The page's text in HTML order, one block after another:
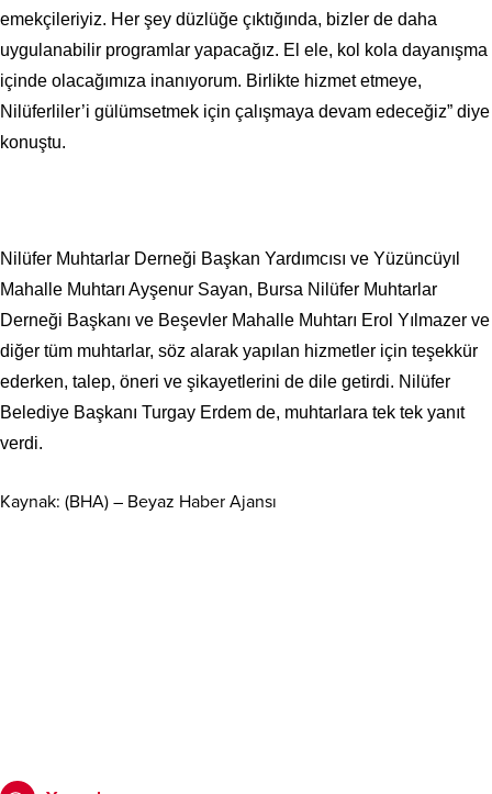
emekçileriyiz. Her şey düzlüğe çıktığında, bizler de daha
uygulanabilir programlar yapacağız. El ele, kol kola dayanışma
içinde olacağımıza inanıyorum. Birlikte hizmet etmeye,
Nilüferliler’i gülümsetmek için çalışmaya devam edeceğiz” diye
konuştu.
Nilüfer Muhtarlar Derneği Başkan Yardımcısı ve Yüzüncüyıl
Mahalle Muhtarı Ayşenur Sayan, Bursa Nilüfer Muhtarlar
Derneği Başkanı ve Beşevler Mahalle Muhtarı Erol Yılmazer ve
diğer tüm muhtarlar, söz alarak yapılan hizmetler için teşekkür
ederken, talep, öneri ve şikayetlerini de dile getirdi. Nilüfer
Belediye Başkanı Turgay Erdem de, muhtarlara tek tek yanıt
verdi.
Kaynak: (BHA) – Beyaz Haber Ajansı